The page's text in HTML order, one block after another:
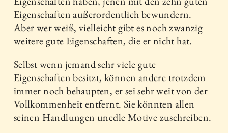
Eigenschaften außerordentlich bewundern.
Aber wer weiß, vielleicht gibt es noch zwanzig
weitere gute Eigenschaften, die er nicht hat.
Selbst wenn jemand sehr viele gute
Eigenschaften besitzt, können andere trotzdem
immer noch behaupten, er sei sehr weit von der
Vollkommenheit entfernt. Sie könnten allen
seinen Handlungen unedle Motive zuschreiben.